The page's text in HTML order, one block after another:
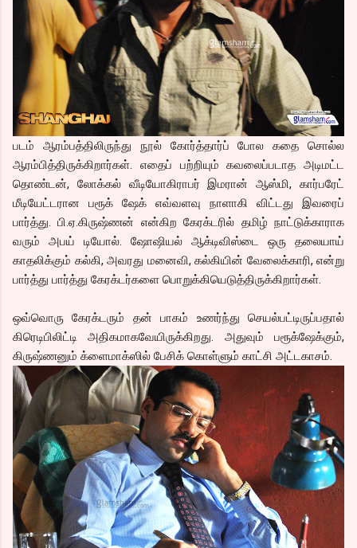
படம் ஆரம்பத்திலிருந்து நூல் கோர்த்தார்ப் போல கதை சொல்ல
ஆரம்பித்திருக்கிறார்கள். எதைப் பற்றியும் கவலைப்படாத அடிமட்ட
தொண்டன், லோக்கல் வீடியோகிராபர் இமரான் ஆஸ்மி, கார்பரேட்
மீடியேட்டரான பரூக் ஷேக் எவ்வளவு நாளாகி விட்டது இவரைப்
பார்த்து. பி.ஏ.கிருஷ்ணன் என்கிற கேரக்டரில் தமிழ் நாட்டுக்காராக
வரும் அபய் டியோல். ஷோஷியல் ஆக்டிவிஸ்டை ஒரு தலையாய்
காதலிக்கும் கல்கி, அவரது மனைவி, கல்கியின் வேலைக்காரி, என்று
பார்த்து பார்த்து கேரக்டர்களை பொறுக்கியெடுத்திருக்கிறார்கள்.
ஒவ்வொரு கேரக்டரும் தன் பாகம் உணர்ந்து செயல்பட்டிருப்பதால்
கிரெடிபிலிட்டி அதிகமாகவேயிருக்கிறது. அதுவும் பரூக்‌ஷேக்கும்,
கிருஷ்ணனும் க்ளைமாக்ஸில் பேசிக் கொள்ளும் காட்சி அட்டகாசம்.